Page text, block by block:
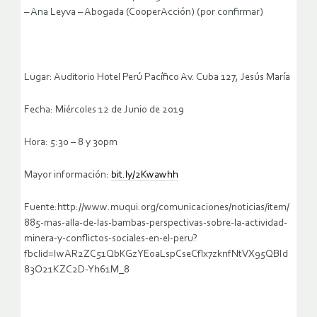
– Ana Leyva – Abogada (CooperAcción) (por confirmar)
Lugar: Auditorio Hotel Perú Pacífico Av. Cuba 127, Jesús María
Fecha: Miércoles 12 de Junio de 2019
Hora: 5:30 – 8 y 30pm
Mayor información: bit.ly/2Kwawhh
Fuente:http://www.muqui.org/comunicaciones/noticias/item/
885-mas-alla-de-las-bambas-perspectivas-sobre-la-actividad-
minera-y-conflictos-sociales-en-el-peru?
fbclid=IwAR2ZC51QbKGzYEoaLspCseCflx7zknfNtVX95QBId
83O21KZC2D-Yh61M_8